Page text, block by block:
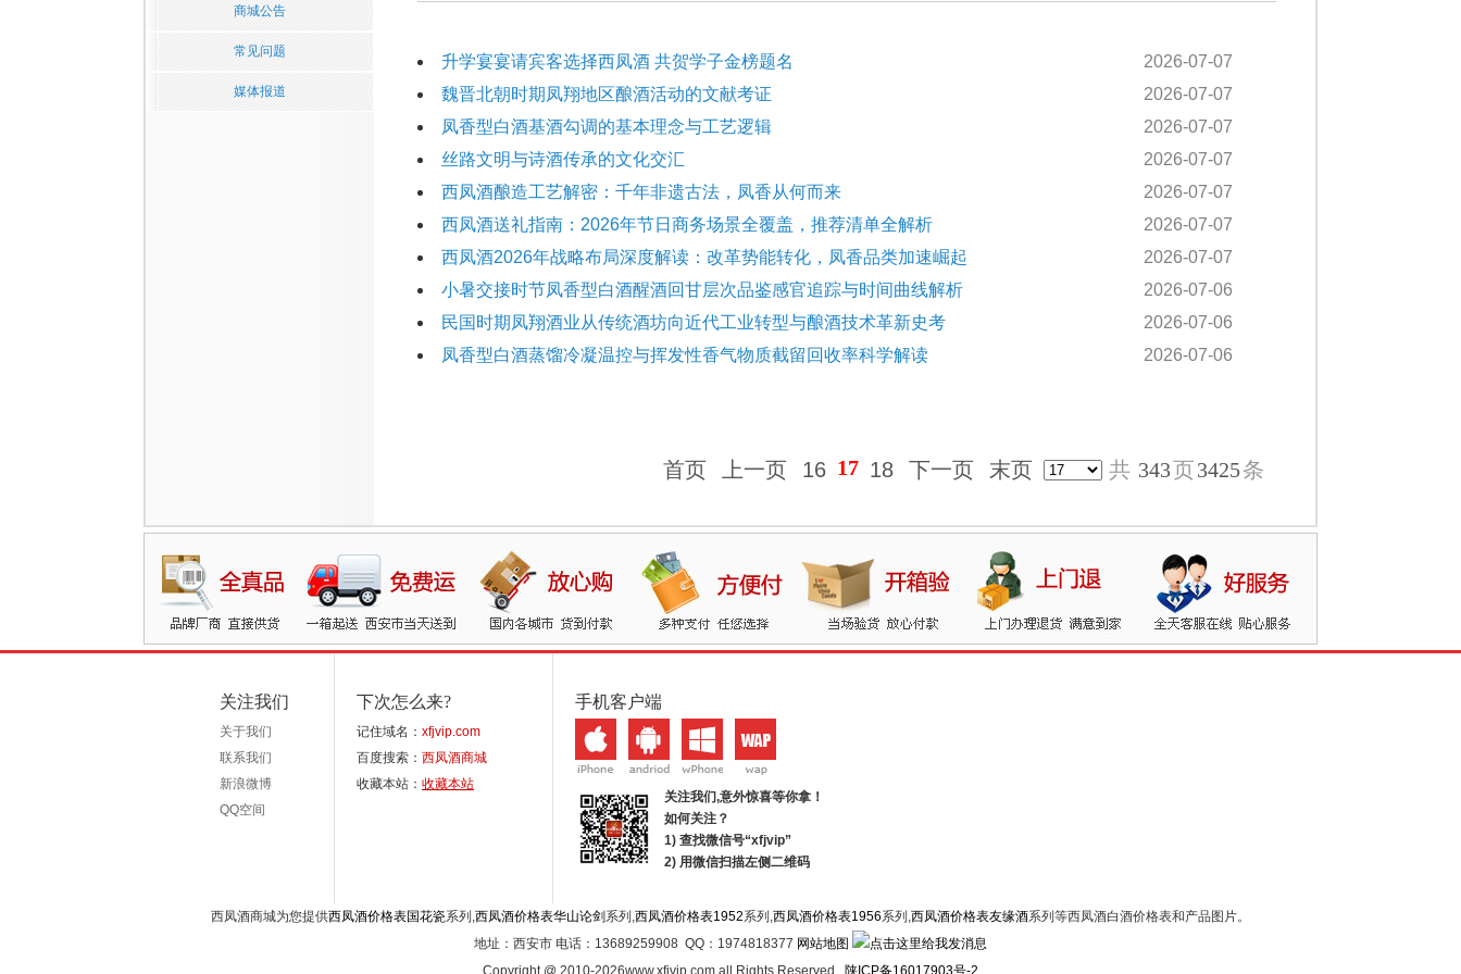
商城公告
常见问题
媒体报道
2026-07-07
升学宴宴请宾客选择西凤酒 共贺学子金榜题名
2026-07-07
魏晋北朝时期凤翔地区酿酒活动的文献考证
2026-07-07
凤香型白酒基酒勾调的基本理念与工艺逻辑
2026-07-07
丝路文明与诗酒传承的文化交汇
2026-07-07
西凤酒酿造工艺解密：千年非遗古法，凤香从何而来
2026-07-07
西凤酒送礼指南：2026年节日商务场景全覆盖，推荐清单全解析
2026-07-07
西凤酒2026年战略布局深度解读：改革势能转化，凤香品类加速崛起
2026-07-06
小暑交接时节凤香型白酒醒酒回甘层次品鉴感官追踪与时间曲线解析
2026-07-06
民国时期凤翔酒业从传统酒坊向近代工业转型与酿酒技术革新史考
2026-07-06
凤香型白酒蒸馏冷凝温控与挥发性香气物质截留回收率科学解读
首页 上一页 16 17 18 下一页 末页 共 343页3425条
关注我们
关于我们
联系我们
新浪微博
QQ空间
下次怎么来?
记住域名： xfjvip.com
百度搜索： 西凤酒商城
收藏本站： 收藏本站
手机客户端
关注我们,意外惊喜等你拿！
如何关注？
1) 查找微信号“xfjvip”
2) 用微信扫描左侧二维码
西凤酒商城为您提供西凤酒价格表国花瓷系列,西凤酒价格表华山论剑 系列,西凤酒价格表1952系列,西凤酒价格表1956系列,西凤酒价格表友缘酒系列等西凤酒白酒价格表和产品图片。
地址：西安市 电话：13689259908 QQ：1974818377 网站地图
Copyright @ 2010-2026www.xfjvip.com all Rights Reserved . 陕ICP备16017903号-2